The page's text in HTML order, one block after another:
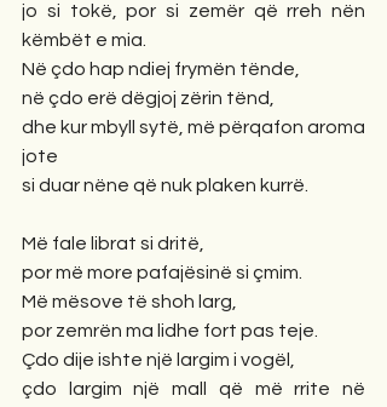
jo si tokë, por si zemër që rreh nën
këmbët e mia.
Në çdo hap ndiej frymën tënde,
në çdo erë dëgjoj zërin tënd,
dhe kur mbyll sytë, më përqafon aroma
jote
si duar nëne që nuk plaken kurrë.
Më fale librat si dritë,
por më more pafajësinë si çmim.
Më mësove të shoh larg,
por zemrën ma lidhe fort pas teje.
Çdo dije ishte një largim i vogël,
çdo largim një mall që më rrite në